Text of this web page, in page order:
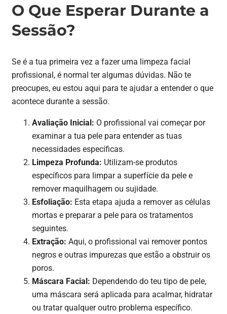
O Que Esperar Durante a
Sessão?
Se é a tua primeira vez a fazer uma limpeza facial
profissional, é normal ter algumas dúvidas. Não te
preocupes, eu estou aqui para te ajudar a entender o que
acontece durante a sessão.
Avaliação Inicial: O profissional vai começar por
examinar a tua pele para entender as tuas
necessidades específicas.
Limpeza Profunda: Utilizam-se produtos
específicos para limpar a superfície da pele e
remover maquilhagem ou sujidade.
Esfoliação: Esta etapa ajuda a remover as células
mortas e preparar a pele para os tratamentos
seguintes.
Extração: Aqui, o profissional vai remover pontos
negros e outras impurezas que estão a obstruir os
poros.
Máscara Facial: Dependendo do teu tipo de pele,
uma máscara será aplicada para acalmar, hidratar
ou tratar qualquer outro problema específico.